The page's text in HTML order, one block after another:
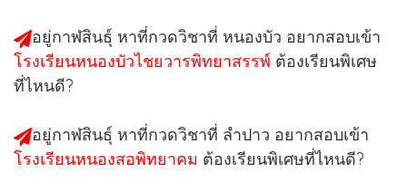
อยู่กาฬสินธุ์ หาที่กวดวิชาที่ หนองบัว อยากสอบเข้า
โรงเรียนหนองบัวไชยวารพิทยาสรรพ์ ต้องเรียนพิเศษ
ที่ไหนดี?
อยู่กาฬสินธุ์ หาที่กวดวิชาที่ ลำปาว อยากสอบเข้า
โรงเรียนหนองสอพิทยาคม ต้องเรียนพิเศษที่ไหนดี?